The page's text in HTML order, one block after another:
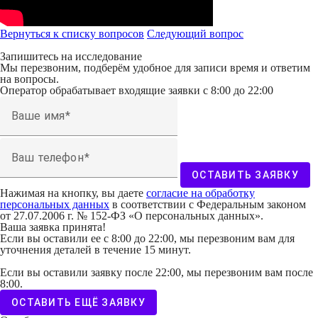
Вернуться к списку вопросов Следующий вопрос
Запишитесь на исследование
Мы перезвоним, подберём удобное для записи время и ответим
на вопросы.
Оператор обрабатывает входящие заявки с 8:00 до 22:00
Ваше имя
Ваш телефон
ОСТАВИТЬ ЗАЯВКУ
Нажимая на кнопку, вы даете согласие на обработку
персональных данных в соответствии с Федеральным законом
от 27.07.2006 г. № 152-ФЗ «О персональных данных».
Ваша заявка принята!
Если вы оставили ее с 8:00 до 22:00, мы перезвоним вам для
уточнения деталей в течение 15 минут.
Если вы оставили заявку после 22:00, мы перезвоним вам после
8:00.
ОСТАВИТЬ ЕЩЁ ЗАЯВКУ